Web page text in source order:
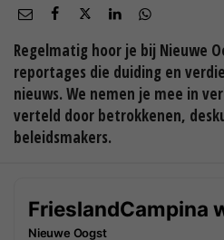
Regelmatig hoor je bij Nieuwe
reportages die duiding en
nieuws. We nemen je mee in
verteld door betrokkenen,
beleidsmakers.